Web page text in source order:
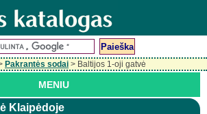
Pakrantės sodai > Baltijos 1-oji gatvė
MENIU
Klaipėdoje